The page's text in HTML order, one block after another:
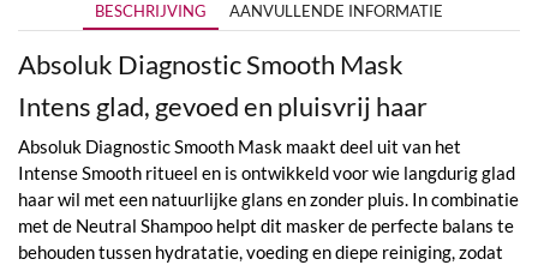
BESCHRIJVING AANVULLENDE INFORMATIE
Absoluk Diagnostic Smooth Mask
Intens glad, gevoed en pluisvrij haar
Absoluk Diagnostic Smooth Mask maakt deel uit van het
Intense Smooth ritueel en is ontwikkeld voor wie langdurig glad
haar wil met een natuurlijke glans en zonder pluis. In combinatie
met de Neutral Shampoo helpt dit masker de perfecte balans te
behouden tussen hydratatie, voeding en diepe reiniging, zodat